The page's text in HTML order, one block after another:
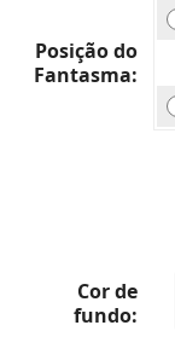
Posição do
Fantasma
Cor de
fundo